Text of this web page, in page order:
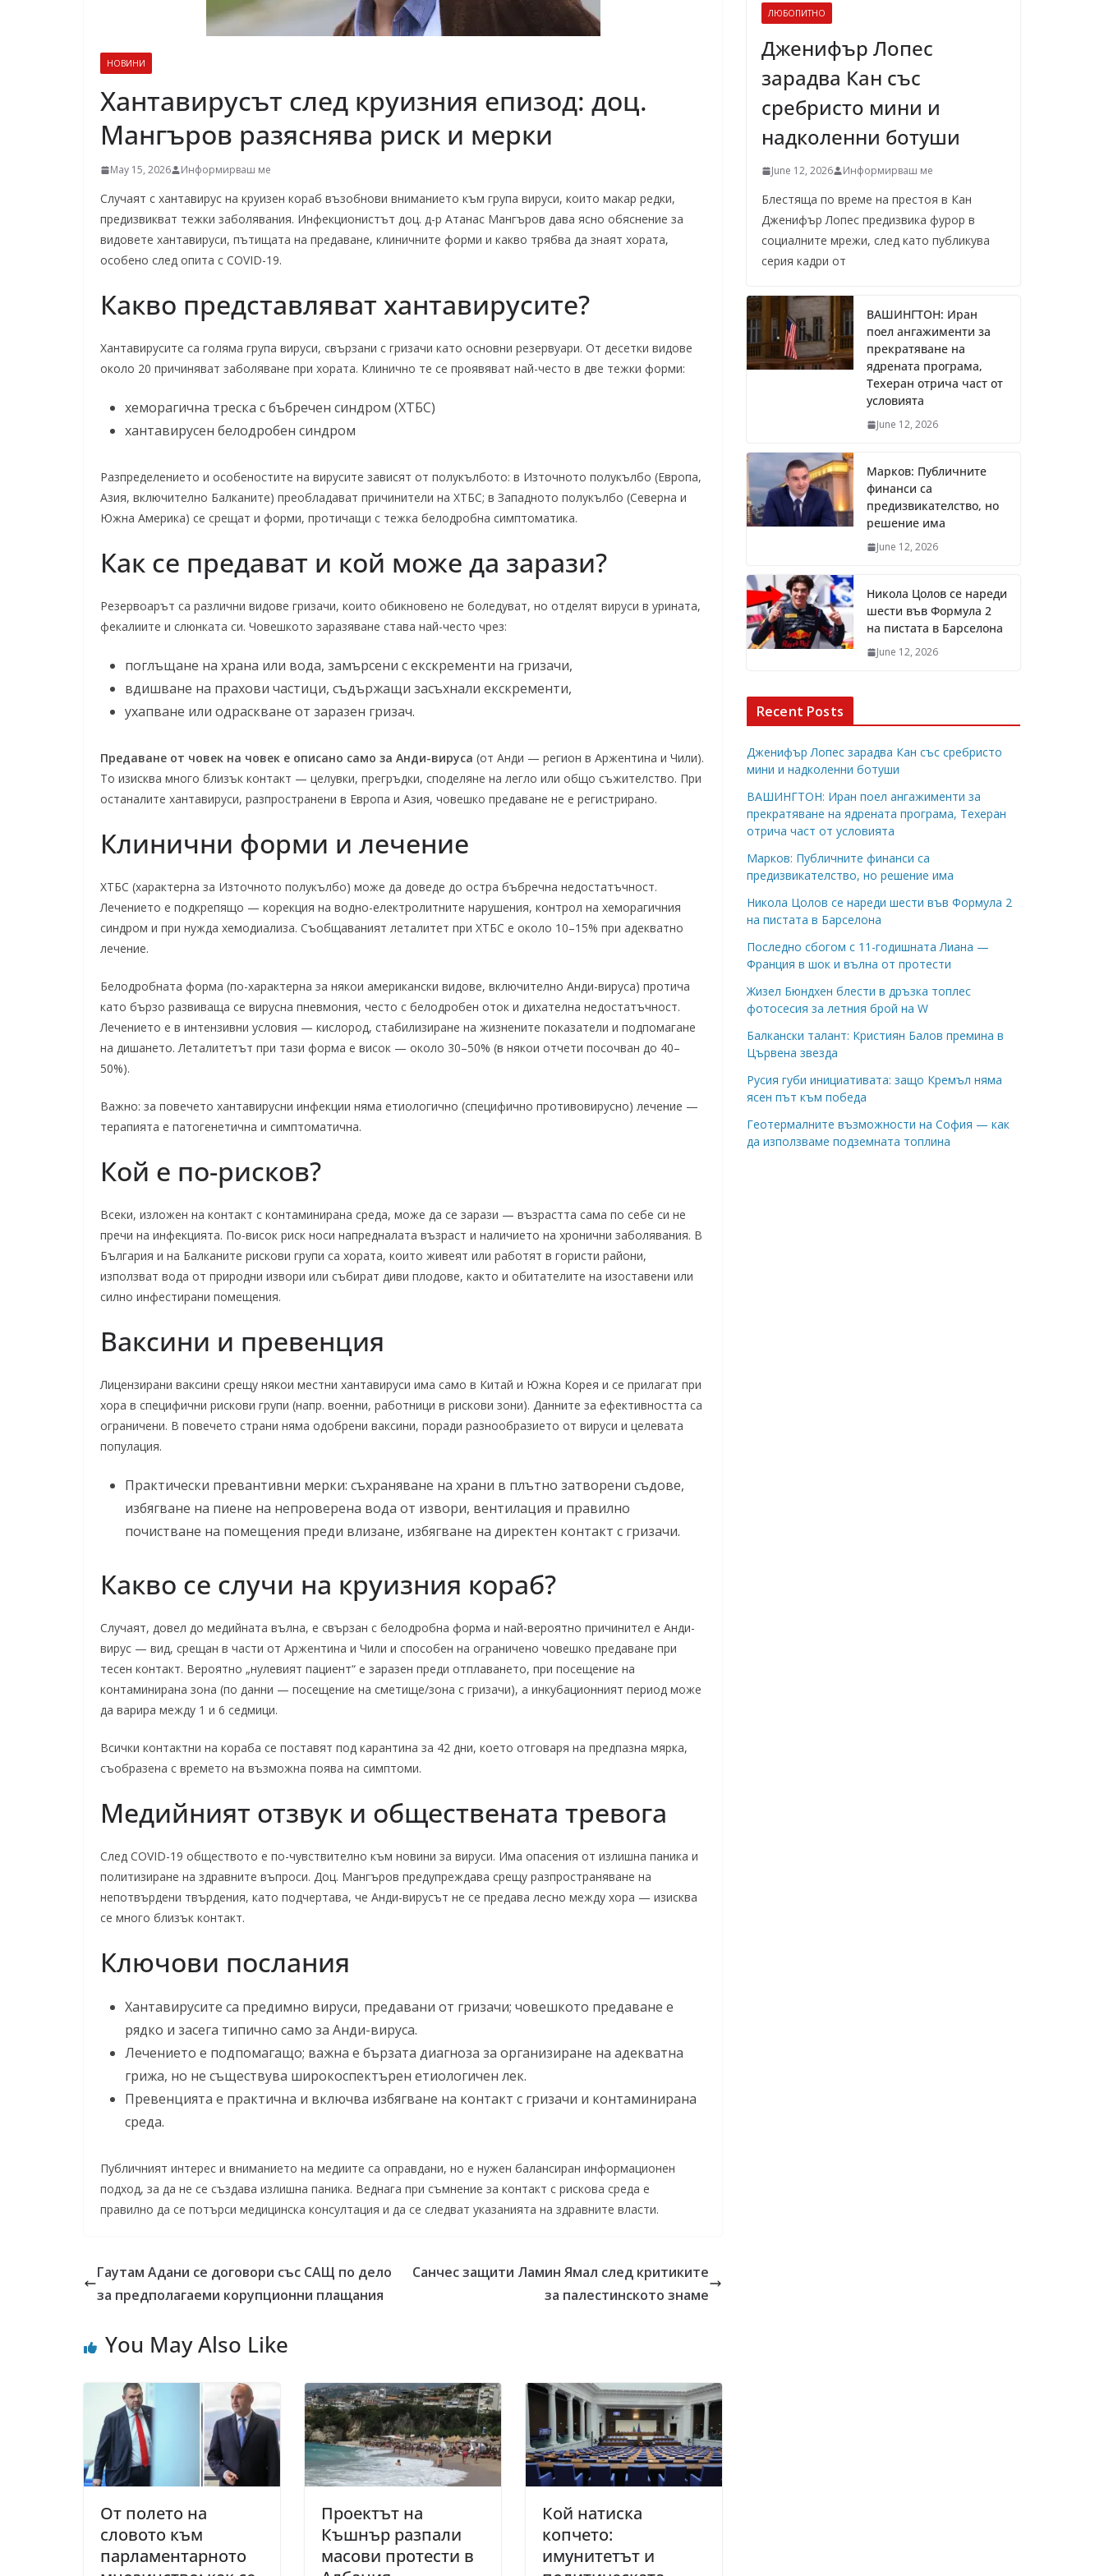
НОВИНИ
Хантавирусът след круизния епизод: доц.
Мангъров разяснява риск и мерки
May 15, 2026 Информирваш ме
Случаят с хантавирус на круизен кораб възобнови вниманието към група вируси, които макар редки,
предизвикват тежки заболявания. Инфекционистът доц. д-р Атанас Мангъров дава ясно обяснение за
видовете хантавируси, пътищата на предаване, клиничните форми и какво трябва да знаят хората,
особено след опита с COVID-19.
Какво представляват хантавирусите?
Хантавирусите са голяма група вируси, свързани с гризачи като основни резервуари. От десетки видове
около 20 причиняват заболяване при хората. Клинично те се проявяват най-често в две тежки форми:
хеморагична треска с бъбречен синдром (ХТБС)
хантавирусен белодробен синдром
Разпределението и особеностите на вирусите зависят от полукълбото: в Източното полукълбо (Европа,
Азия, включително Балканите) преобладават причинители на ХТБС; в Западното полукълбо (Северна и
Южна Америка) се срещат и форми, протичащи с тежка белодробна симптоматика.
Как се предават и кой може да зарази?
Резервоарът са различни видове гризачи, които обикновено не боледуват, но отделят вируси в урината,
фекалиите и слюнката си. Човешкото заразяване става най-често чрез:
поглъщане на храна или вода, замърсени с екскременти на гризачи,
вдишване на прахови частици, съдържащи засъхнали екскременти,
ухапване или одраскване от заразен гризач.
Предаване от човек на човек е описано само за Анди-вируса (от Анди — регион в Аржентина и Чили).
То изисква много близък контакт — целувки, прегръдки, споделяне на легло или общо съжителство. При
останалите хантавируси, разпространени в Европа и Азия, човешко предаване не е регистрирано.
Клинични форми и лечение
ХТБС (характерна за Източното полукълбо) може да доведе до остра бъбречна недостатъчност.
Лечението е подкрепящо — корекция на водно-електролитните нарушения, контрол на хеморагичния
синдром и при нужда хемодиализа. Съобщаваният леталитет при ХТБС е около 10–15% при адекватно
лечение.
Белодробната форма (по-характерна за някои американски видове, включително Анди-вируса) протича
като бързо развиваща се вирусна пневмония, често с белодробен оток и дихателна недостатъчност.
Лечението е в интензивни условия — кислород, стабилизиране на жизнените показатели и подпомагане
на дишането. Леталитетът при тази форма е висок — около 30–50% (в някои отчети посочван до 40–
50%).
Важно: за повечето хантавирусни инфекции няма етиологично (специфично противовирусно) лечение —
терапията е патогенетична и симптоматична.
Кой е по-рисков?
Всеки, изложен на контакт с контаминирана среда, може да се зарази — възрастта сама по себе си не
пречи на инфекцията. По-висок риск носи напредналата възраст и наличието на хронични заболявания. В
България и на Балканите рискови групи са хората, които живеят или работят в гористи райони,
използват вода от природни извори или събират диви плодове, както и обитателите на изоставени или
силно инфестирани помещения.
Ваксини и превенция
Лицензирани ваксини срещу някои местни хантавируси има само в Китай и Южна Корея и се прилагат при
хора в специфични рискови групи (напр. военни, работници в рискови зони). Данните за ефективността са
ограничени. В повечето страни няма одобрени ваксини, поради разнообразието от вируси и целевата
популация.
Практически превантивни мерки: съхраняване на храни в плътно затворени съдове,
избягване на пиене на непроверена вода от извори, вентилация и правилно
почистване на помещения преди влизане, избягване на директен контакт с гризачи.
Какво се случи на круизния кораб?
Случаят, довел до медийната вълна, е свързан с белодробна форма и най-вероятно причинител е Анди-
вирус — вид, срещан в части от Аржентина и Чили и способен на ограничено човешко предаване при
тесен контакт. Вероятно „нулевият пациент“ е заразен преди отплаването, при посещение на
контаминирана зона (по данни — посещение на сметище/зона с гризачи), а инкубационният период може
да варира между 1 и 6 седмици.
Всички контактни на кораба се поставят под карантина за 42 дни, което отговаря на предпазна мярка,
съобразена с времето на възможна поява на симптоми.
Медийният отзвук и обществената тревога
След COVID-19 обществото е по-чувствително към новини за вируси. Има опасения от излишна паника и
политизиране на здравните въпроси. Доц. Мангъров предупреждава срещу разпространяване на
непотвърдени твърдения, като подчертава, че Анди-вирусът не се предава лесно между хора — изисква
се много близък контакт.
Ключови послания
Хантавирусите са предимно вируси, предавани от гризачи; човешкото предаване е
рядко и засега типично само за Анди-вируса.
Лечението е подпомагащо; важна е бързата диагноза за организиране на адекватна
грижа, но не съществува широкоспектърен етиологичен лек.
Превенцията е практична и включва избягване на контакт с гризачи и контаминирана
среда.
Публичният интерес и вниманието на медиите са оправдани, но е нужен балансиран информационен
подход, за да не се създава излишна паника. Веднага при съмнение за контакт с рискова среда е
правилно да се потърси медицинска консултация и да се следват указанията на здравните власти.
Гаутам Адани се договори със САЩ по дело
за предполагаеми корупционни плащания
Санчес защити Ламин Ямал след критиките
за палестинското знаме
You May Also Like
От полето на
словото към
парламентарното
Проектът на
Къшнър разпали
масови протести в
Кой натиска
копчето:
имунитетът и
ЛЮБОПИТНО
Дженифър Лопес
зарадва Кан със
сребристо мини и
надколенни ботуши
June 12, 2026 Информирваш ме
Блестяща по време на престоя в Кан
Дженифър Лопес предизвика фурор в
социалните мрежи, след като публикува
серия кадри от
ВАШИНГТОН: Иран
поел ангажименти за
прекратяване на
ядрената програма,
Техеран отрича част от
условията
June 12, 2026
Марков: Публичните
финанси са
предизвикателство, но
решение има
June 12, 2026
Никола Цолов се нареди
шести във Формула 2
на пистата в Барселона
June 12, 2026
Recent Posts
Дженифър Лопес зарадва Кан със сребристо
мини и надколенни ботуши
ВАШИНГТОН: Иран поел ангажименти за
прекратяване на ядрената програма, Техеран
отрича част от условията
Марков: Публичните финанси са
предизвикателство, но решение има
Никола Цолов се нареди шести във Формула 2
на пистата в Барселона
Последно сбогом с 11-годишната Лиана —
Франция в шок и вълна от протести
Жизел Бюндхен блести в дръзка топлес
фотосесия за летния брой на W
Балкански талант: Кристиян Балов премина в
Цървена звезда
Русия губи инициативата: защо Кремъл няма
ясен път към победа
Геотермалните възможности на София — как
да използваме подземната топлина